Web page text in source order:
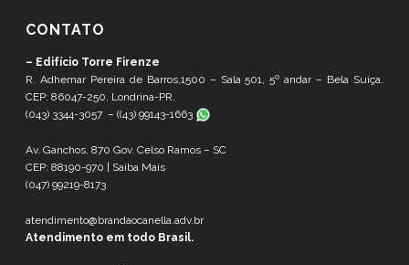
CONTATO
– Edifício Torre Firenze
R. Adhemar Pereira de Barros,1500 – Sala 501, 5º andar – Bela Suíça.
CEP: 86047-250, Londrina-PR.
(043) 3344-3057 – ((43) 99143-1663
Av. Ganchos, 870 Gov. Celso Ramos – SC
CEP: 88190-970 | Saiba Mais
(047) 99219-8173
atendimento@brandaocanella.adv.br
Atendimento em todo Brasil.